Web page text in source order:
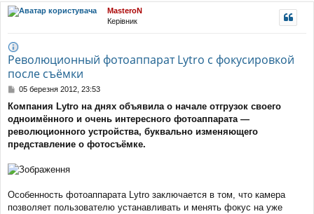
уп
MasteroN
Керівник
Революционный фотоаппарат Lytro с фокусировкой
после съёмки
П
в
і
д
о
л
е
н
я
05 березня 2012, 23:53
Компания Lytro на днях объявила о начале отгрузок своего
одноимённого и очень интересного фотоаппарата —
революционного устройства, буквально изменяющего
представление о фотосъёмке.
Особенность фотоаппарата Lytro заключается в том, что камера
позволяет пользователю устанавливать и менять фокус на уже